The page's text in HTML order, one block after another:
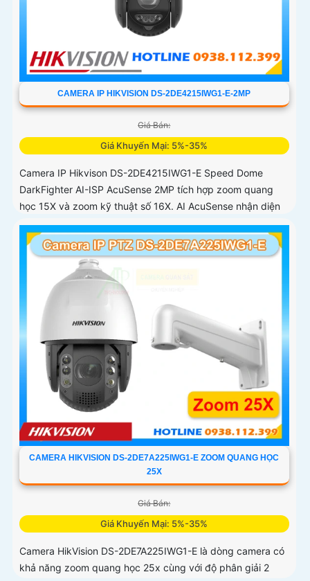
CAMERA IP HIKVISION DS-2DE4215IWG1-E-2MP
Giá Bán:
Giá Khuyến Mại: 5%-35%
Camera IP Hikvison DS-2DE4215IWG1-E Speed Dome
DarkFighter AI-ISP AcuSense 2MP tích hợp zoom quang
học 15X và zoom kỹ thuật số 16X. AI AcuSense nhận diện
người và phương tiện và cảnh báo chủ động
CAMERA HIKVISION DS-2DE7A225IWG1-E ZOOM QUANG HỌC
25X
Giá Bán:
Giá Khuyến Mại: 5%-35%
Camera HikVision DS-2DE7A225IWG1-E là dòng camera có
khả năng zoom quang học 25x cùng với độ phân giải 2